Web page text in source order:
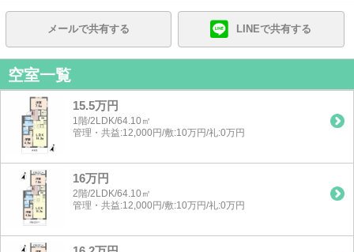
メールで共有する LINEで共有する
空室一覧
15.5万円
1階/2LDK/64.10㎡
管理・共益:12,000円/敷:10万円/礼:0万円
16万円
2階/2LDK/64.10㎡
管理・共益:12,000円/敷:10万円/礼:0万円